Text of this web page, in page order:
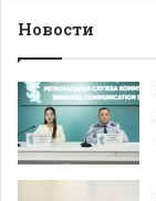
Новости